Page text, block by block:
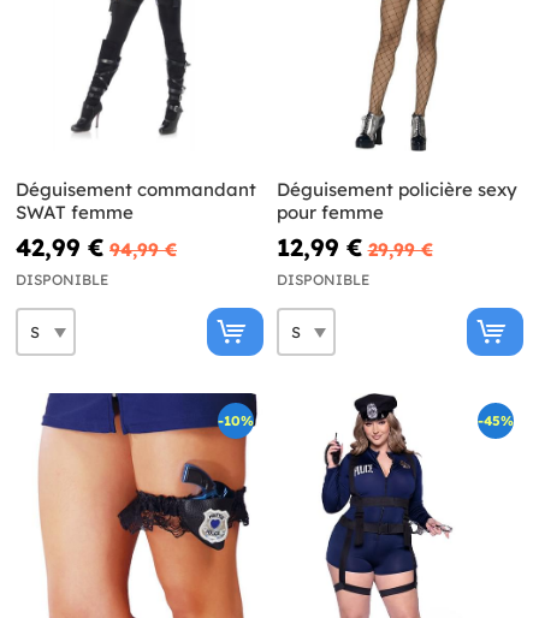
Déguisement commandant
SWAT femme
42,99 € 94,99 €
DISPONIBLE
Déguisement policière sexy
pour femme
12,99 € 29,99 €
DISPONIBLE
-10% -45%